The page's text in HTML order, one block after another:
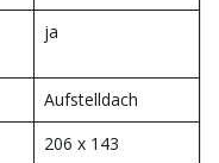
ja
Aufstelldach
206 x 143